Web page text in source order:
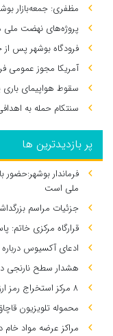
مظفری: جمعه‌بازار
پروژه‌های نهضت
فرودگاه بوشهر پس
آمریکا مجوز عمومی
سقوط هواپیمای باری
سنتکام حمله به
پر بازدیدترین ها
فرماندار
ملی است
جزئیات مراسم
قرارگاه مرکزی خاتم:
ادعای آکسیوس
هشدار سطح نارنجی
۸ مرکز استخراج رمز ارز در عسلویه متلاشی شد
محموله تلویزیون
مراکز عرضه مواد خام